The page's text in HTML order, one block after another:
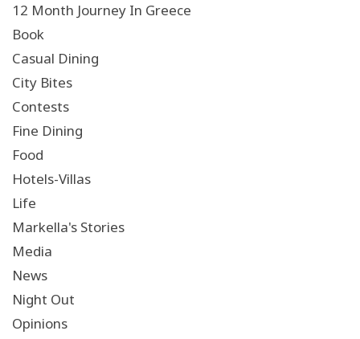
12 Month Journey In Greece
Book
Casual Dining
City Bites
Contests
Fine Dining
Food
Hotels-Villas
Life
Markella's Stories
Media
News
Night Out
Opinions